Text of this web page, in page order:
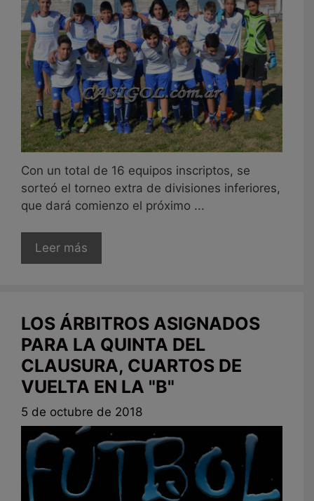
Con un total de 16 equipos inscriptos, se
sorteó el torneo extra de divisiones inferiores,
que dará comienzo el próximo ...
Leer más
LOS ÁRBITROS ASIGNADOS
PARA LA QUINTA DEL
CLAUSURA, CUARTOS DE
VUELTA EN LA "B"
5 de octubre de 2018